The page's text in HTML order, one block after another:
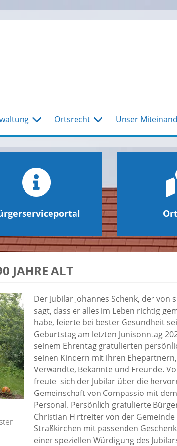
Ortsrecht Unser
JAHRE ALT
Der Jubilar Johannes Schenk, der von
sagt, dass er alles im Leben richtig
habe, feierte bei bester Gesundheit
Geburtstag am letzten Junisonntag
seinem Ehrentag gratulierten
seinen Kindern mit ihren
Verwandte, Bekannte und Freunde.
freute sich der Jubilar über die
Gemeinschaft von Compassio mit dem
Personal. Persönlich gratulierte
Christian Hirtreiter von der Gemeinde
Straßkirchen mit passenden
einer speziellen Würdigung des